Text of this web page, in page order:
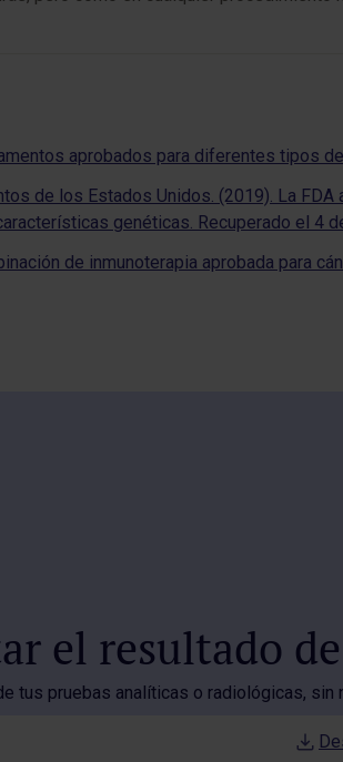
aprobados para diferentes tipos
de los Estados Unidos. (2019). La
genéticas. Recuperado el 4
de inmunoterapia aprobada para
el resultado
tus pruebas analíticas o radiológicas, sin